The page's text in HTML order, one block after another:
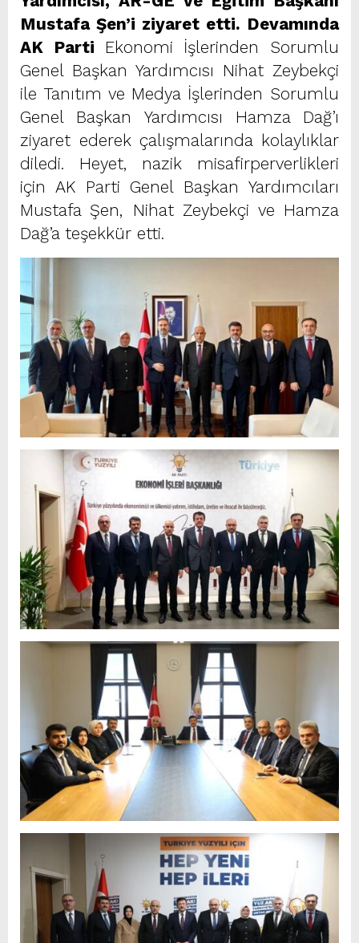
Mustafa Şen’i ziyaret etti. Devamında
AK Parti Ekonomi İşlerinden Sorumlu
Genel Başkan Yardımcısı Nihat Zeybekçi
ile Tanıtım ve Medya İşlerinden Sorumlu
Genel Başkan Yardımcısı Hamza Dağ’ı
ziyaret ederek çalışmalarında kolaylıklar
diledi. Heyet, nazik misafirperverlikleri
için AK Parti Genel Başkan Yardımcıları
Mustafa Şen, Nihat Zeybekçi ve Hamza
Dağ’a teşekkür etti.